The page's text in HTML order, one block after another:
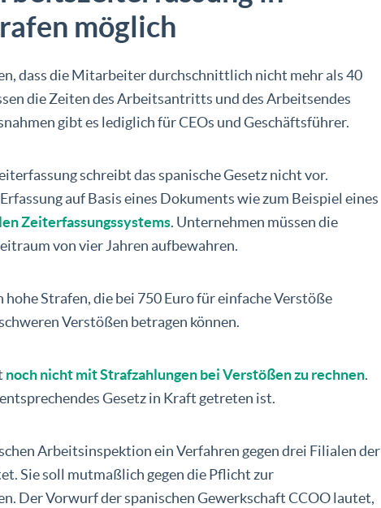
möglich
dass die Mitarbeiter durchschnittlich nicht mehr als 40
die Zeiten des Arbeitsantritts und des Arbeitsendes
gibt es lediglich für CEOs und Geschäftsführer.
schreibt das spanische Gesetz nicht vor.
auf Basis eines Dokuments wie zum Beispiel eines
Zeiterfassungssystems. Unternehmen müssen die
von vier Jahren aufbewahren.
Strafen, die bei 750 Euro für einfache Verstöße
Verstößen betragen können.
noch nicht mit Strafzahlungen bei Verstößen zu rechnen.
Gesetz in Kraft getreten ist.
Arbeitsinspektion ein Verfahren gegen drei Filialen der
Sie soll mutmaßlich gegen die Pflicht zur
Der Vorwurf der spanischen Gewerkschaft CCOO lautet,